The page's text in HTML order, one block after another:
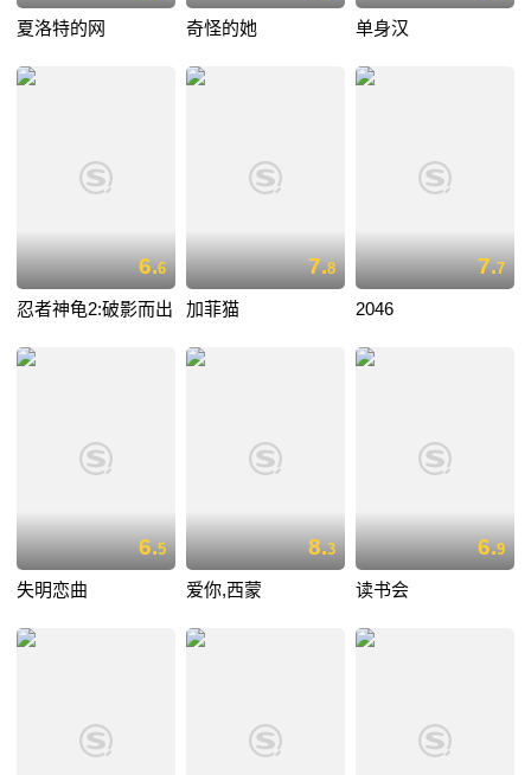
夏洛特的网 奇怪的她 单身汉
6.6
忍者神龟2:破影而出
7.8
加菲猫
7.7
2046
6.5
失明恋曲
8.3
爱你,西蒙
6.9
读书会